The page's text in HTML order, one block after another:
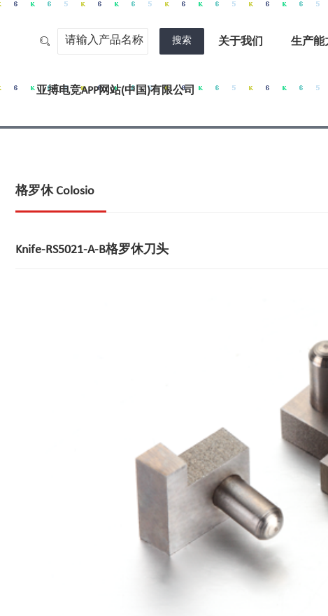
 搜索 关于我们 生产能
亚搏电竞APP网站(中国)有限公司
格罗休 Colosio
Knife-RS5021-A-B格罗休刀头